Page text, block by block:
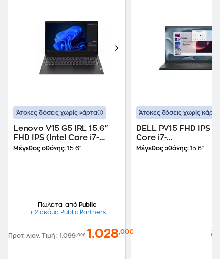
Άτοκες δόσεις χωρίς κάρτα
Lenovo V15 G5 IRL 15.6"
FHD IPS (Intel Core i7-
13620H/32 GB/1TB
Μέγεθος οθόνης: 15.6"
Πωλείται από Public
+ 2 ακόμα Public Partners
Προτ. Λιαν. Τιμή : 1.099,00€ 1.028,00€
Άτοκες δόσεις χωρίς κάρτα
DELL PV15 FHD IPS
Core i7-
1355U/16GB/512GB
Μέγεθος οθόνης: 15.6"